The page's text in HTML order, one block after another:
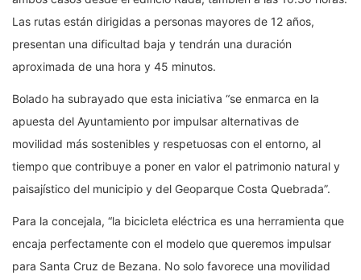
Las rutas están dirigidas a personas mayores de 12 años,
presentan una dificultad baja y tendrán una duración
aproximada de una hora y 45 minutos.
Bolado ha subrayado que esta iniciativa “se enmarca en la
apuesta del Ayuntamiento por impulsar alternativas de
movilidad más sostenibles y respetuosas con el entorno, al
tiempo que contribuye a poner en valor el patrimonio natural y
paisajístico del municipio y del Geoparque Costa Quebrada”.
Para la concejala, “la bicicleta eléctrica es una herramienta que
encaja perfectamente con el modelo que queremos impulsar
para Santa Cruz de Bezana. No solo favorece una movilidad